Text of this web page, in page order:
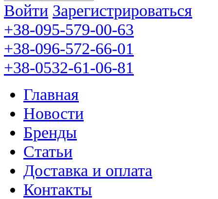
Войти Зарегистрироваться
+38-095-579-00-63
+38-096-572-66-01
+38-0532-61-06-81
Главная
Новости
Бренды
Статьи
Доставка и оплата
Контакты